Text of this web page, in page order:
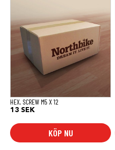
HEX. SCREW M5 X 12
13 SEK
KÖP NU